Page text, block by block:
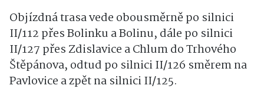
Objízdná trasa vede obousměrně po silnici
II/112 přes Bolinku a Bolinu, dále po silnici
II/127 přes Zdislavice a Chlum do Trhového
Štěpánova, odtud po silnici II/126 směrem na
Pavlovice a zpět na silnici II/125.